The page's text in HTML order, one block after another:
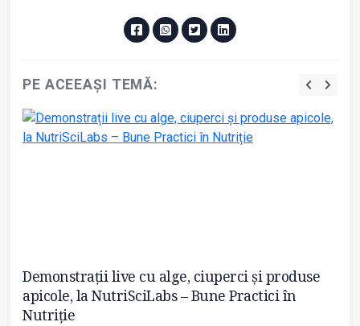
PE ACEEAȘI TEMĂ:
Demonstrații live cu alge, ciuperci și produse
apicole, la NutriSciLabs – Bune Practici în
Nutriție